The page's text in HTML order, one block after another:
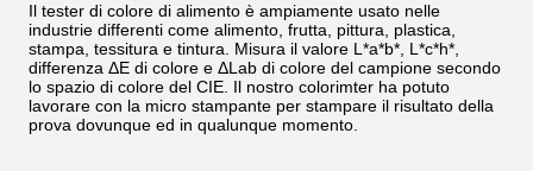
Il tester di colore di alimento è ampiamente usato nelle
industrie differenti come alimento, frutta, pittura, plastica,
stampa, tessitura e tintura. Misura il valore L*a*b*, L*c*h*,
differenza ΔE di colore e ΔLab di colore del campione secondo
lo spazio di colore del CIE. Il nostro colorimter ha potuto
lavorare con la micro stampante per stampare il risultato della
prova dovunque ed in qualunque momento.